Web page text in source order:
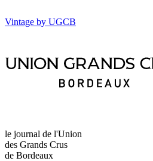
Vintage by UGCB
le journal de l'Union
des Grands Crus
de Bordeaux